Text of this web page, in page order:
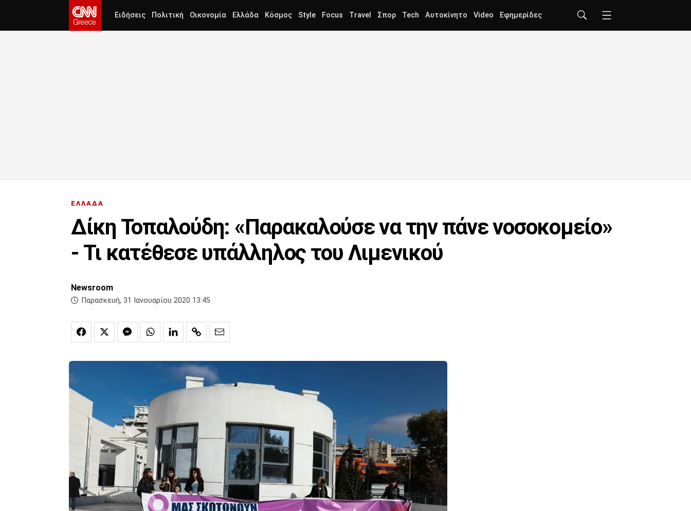
Ειδήσεις Πολιτική Οικονομία Ελλάδα Κόσμος Style Focus Travel Σπορ Tech Αυτοκίνητο Video Εφημερίδες
ΕΛΛΑΔΑ
Δίκη Τοπαλούδη: «Παρακαλούσε να την πάνε νοσοκομείο»
- Τι κατέθεσε υπάλληλος του Λιμενικού
Newsroom
Παρασκευή, 31 Ιανουαρίου 2020 13:45